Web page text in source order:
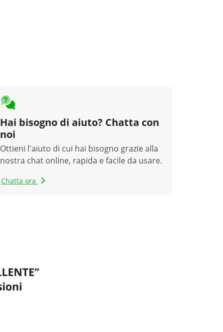
Hai bisogno di aiuto? Chatta con
noi
Ottieni l'aiuto di cui hai bisogno grazie alla
nostra chat online, rapida e facile da usare.
Chatta ora